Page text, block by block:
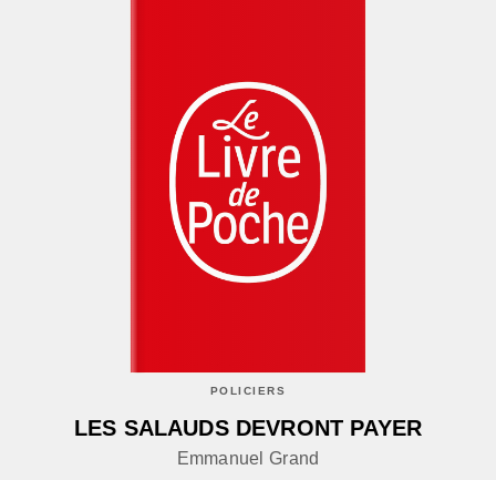
POLICIERS
LES SALAUDS DEVRONT PAYER
Emmanuel Grand